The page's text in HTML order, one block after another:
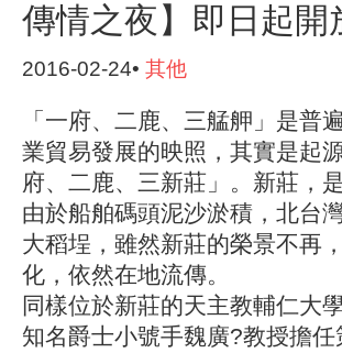
傳情之夜】即日起開
2016-02-24• 其他
「一府、二鹿、三艋舺」是普
業貿易發展的映照，其實是起
府、二鹿、三新莊」。新莊，
由於船舶碼頭泥沙淤積，北台
大稻埕，雖然新莊的榮景不再
化，依然在地流傳。
同樣位於新莊的天主教輔仁大
知名爵士小號手魏廣?教授擔